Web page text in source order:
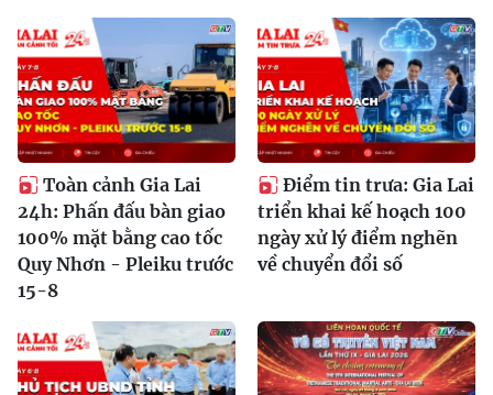
Toàn cảnh Gia Lai
24h: Phấn đấu bàn giao
100% mặt bằng cao tốc
Quy Nhơn - Pleiku trước
15-8
Điểm tin trưa: Gia Lai
triển khai kế hoạch 100
ngày xử lý điểm nghẽn
về chuyển đổi số